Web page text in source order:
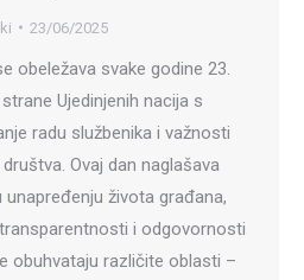
23/06/2025
obeležava svake godine 23.
Ujedinjenih nacija s
radu službenika i važnosti
Ovaj dan naglašava
života građana,
i odgovornosti
obuhvataju različite oblasti –